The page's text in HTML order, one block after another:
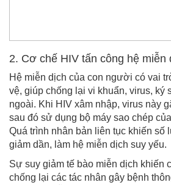
2. Cơ chế HIV tấn công hệ miễn
Hệ miễn dịch của con người có vai
vệ, giúp chống lại vi khuẩn, virus, ký
ngoài. Khi HIV xâm nhập, virus này
sau đó sử dụng bộ máy sao chép
Quá trình nhân bản liên tục khiến số
giảm dần, làm hệ miễn dịch suy yếu.
Sự suy giảm tế bào miễn dịch khiến
chống lại các tác nhân gây bệnh